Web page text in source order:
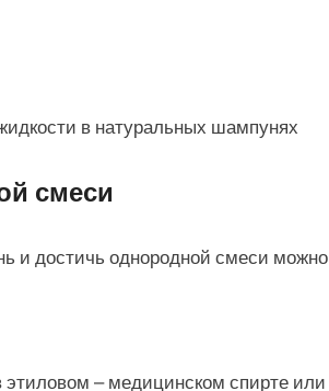
в натуральных шампунях
смеси
и достичь однородной смеси можно
– медицинском спирте или